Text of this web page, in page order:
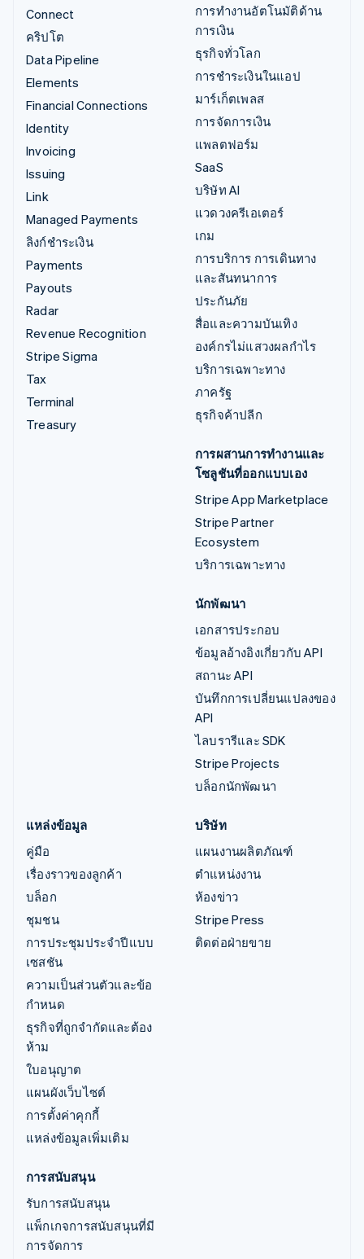
Connect
คริปโต
Data Pipeline
Elements
Financial Connections
Identity
Invoicing
Issuing
Link
Managed Payments
ลิงก์ชำระเงิน
Payments
Payouts
Radar
Revenue Recognition
Stripe Sigma
Tax
Terminal
Treasury
การทำงานอัตโนมัติด้าน
การเงิน
ธุรกิจทั่วโลก
การชำระเงินในแอป
มาร์เก็ตเพลส
การจัดการเงิน
แพลตฟอร์ม
SaaS
บริษัท AI
แวดวงครีเอเตอร์
เกม
การบริการ การเดินทาง
และสันทนาการ
ประกันภัย
สื่อและความบันเทิง
องค์กรไม่แสวงผลกำไร
บริการเฉพาะทาง
ภาครัฐ
ธุรกิจค้าปลีก
การผสานการทำงานและ
โซลูชันที่ออกแบบเอง
Stripe App Marketplace
Stripe Partner
Ecosystem
บริการเฉพาะทาง
นักพัฒนา
เอกสารประกอบ
ข้อมูลอ้างอิงเกี่ยวกับ API
สถานะ API
บันทึกการเปลี่ยนแปลงของ
API
ไลบรารีและ SDK
Stripe Projects
บล็อกนักพัฒนา
แหล่งข้อมูล
คู่มือ
เรื่องราวของลูกค้า
บล็อก
ชุมชน
การประชุมประจำปีแบบ
เซสชัน
ความเป็นส่วนตัวและข้อ
กำหนด
ธุรกิจที่ถูกจำกัดและต้อง
ห้าม
ใบอนุญาต
แผนผังเว็บไซต์
การตั้งค่าคุกกี้
แหล่งข้อมูลเพิ่มเติม
บริษัท
แผนงานผลิตภัณฑ์
ตำแหน่งงาน
ห้องข่าว
Stripe Press
ติดต่อฝ่ายขาย
การสนับสนุน
รับการสนับสนุน
แพ็กเกจการสนับสนุนที่มี
การจัดการ